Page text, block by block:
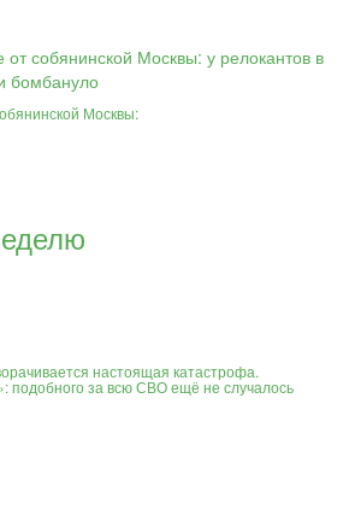
Москвы:
настоящая катастрофа.
подобного за всю СВО ещё не случалось